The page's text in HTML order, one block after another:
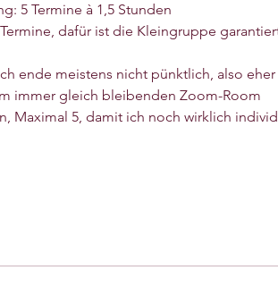
5 Termine à 1,5 Stunden
dafür ist die Kleingruppe
ende meistens nicht pünktlich, also
immer gleich bleibenden Zoom-Room
Maximal 5, damit ich noch wirklich